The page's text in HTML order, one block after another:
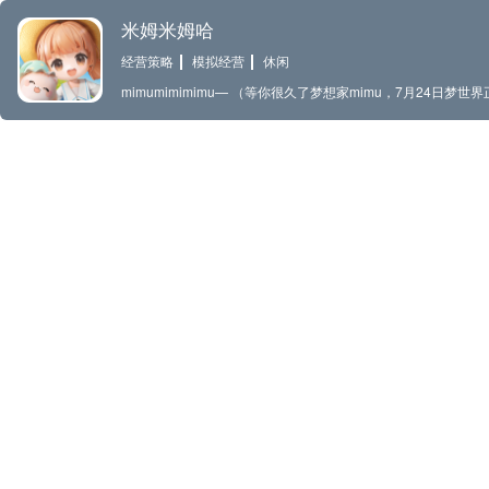
米姆米姆哈
经营策略 模拟经营
休闲